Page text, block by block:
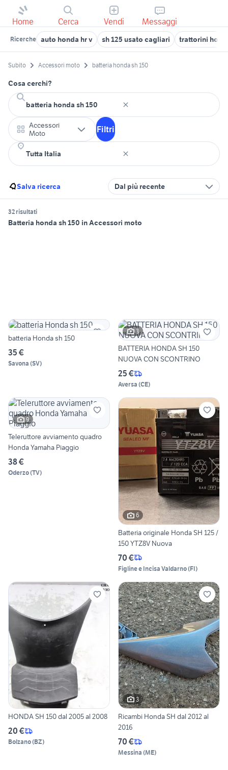
Home Cerca Vendi Messaggi
Ricerche auto honda hr v sh 125 usato cagliari trattorini
Subito Accessori moto batteria honda sh 150
Cosa cerchi?
Accessori
Moto
Filtri
Salva ricerca Dal più recente
32 risultati
Batteria honda sh 150 in Accessori moto
batteria Honda sh 150
35 €
Savona (SV)
3
BATTERIA HONDA SH 150
NUOVA CON SCONTRINO
25 €
Aversa (CE)
9
Teleruttore avviamento quadro
Honda Yamaha Piaggio
38 €
Oderzo(TV)
6
Batteria originale Honda SH 125 /
150 YTZ8V Nuova
70 €
Figline e Incisa Valdarno(FI)
HONDA SH 150 dal 2005 al 2008
20 €
Bolzano(BZ)
3
Ricambi Honda SH dal 2012 al
2016
70 €
Messina (ME)